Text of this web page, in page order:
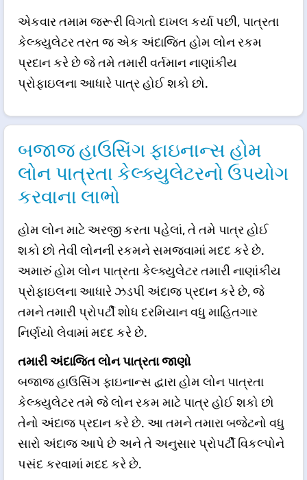
એકવાર તમામ જરૂરી વિગતો દાખલ કર્યા પછી, પાત્રતા
કેલ્ક્યુલેટર તરત જ એક અંદાજિત હોમ લોન રકમ
પ્રદાન કરે છે જે તમે તમારી વર્તમાન નાણાંકીય
પ્રોફાઇલના આધારે પાત્ર હોઈ શકો છો.
બજાજ હાઉસિંગ ફાઇનાન્સ હોમ
લોન પાત્રતા કેલ્ક્યુલેટરનો ઉપયોગ
કરવાના લાભો
હોમ લોન માટે અરજી કરતા પહેલાં, તે તમે પાત્ર હોઈ
શકો છો તેવી લોનની રકમને સમજવામાં મદદ કરે છે.
અમારું હોમ લોન પાત્રતા કેલ્ક્યુલેટર તમારી નાણાંકીય
પ્રોફાઇલના આધારે ઝડપી અંદાજ પ્રદાન કરે છે, જે
તમને તમારી પ્રોપર્ટી શોધ દરમિયાન વધુ માહિતગાર
નિર્ણયો લેવામાં મદદ કરે છે.
તમારી અંદાજિત લોન પાત્રતા જાણો
બજાજ હાઉસિંગ ફાઇનાન્સ દ્વારા હોમ લોન પાત્રતા
કેલ્ક્યુલેટર તમે જે લોન રકમ માટે પાત્ર હોઈ શકો છો
તેનો અંદાજ પ્રદાન કરે છે. આ તમને તમારા બજેટનો વધુ
સારો અંદાજ આપે છે અને તે અનુસાર પ્રોપર્ટી વિકલ્પોને
પસંદ કરવામાં મદદ કરે છે.